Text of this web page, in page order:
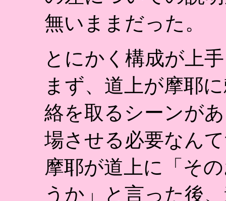
無いままだった。
とにかく構成が上
まず、道上が摩耶
絡を取るシーンが
場させる必要なん
摩耶が道上に「そ
うか」と言った後